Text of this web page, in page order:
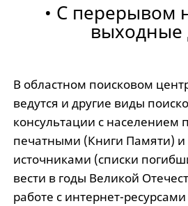
• С перерывом
выходные
В областном поисковом
ведутся и другие виды
консультации с населением
печатными (Книги Памяти)
источниками (списки
вести в годы Великой
работе с интернет-